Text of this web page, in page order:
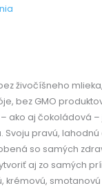
živočíšneho
bez GMO
ako aj čokoládová
Svoju pravú,
so samých
aj zo samých
krémovú, smotanovú